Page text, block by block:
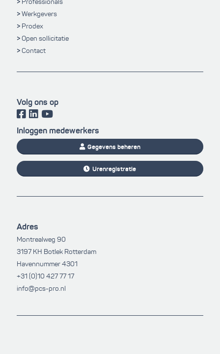
Werkgevers
Prodex
Open sollicitatie
Contact
Volg ons op
Inloggen medewerkers
Gegevens beheren
Urenregistratie
Adres
Montrealweg 90
3197 KH Botlek Rotterdam
Havennummer 4301
+31 (0)10 427 77 17
info@pcs-pro.nl